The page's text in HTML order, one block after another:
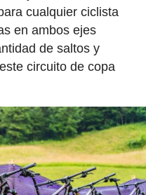
cualquier ciclista
en ambos ejes
de saltos y
circuito de copa